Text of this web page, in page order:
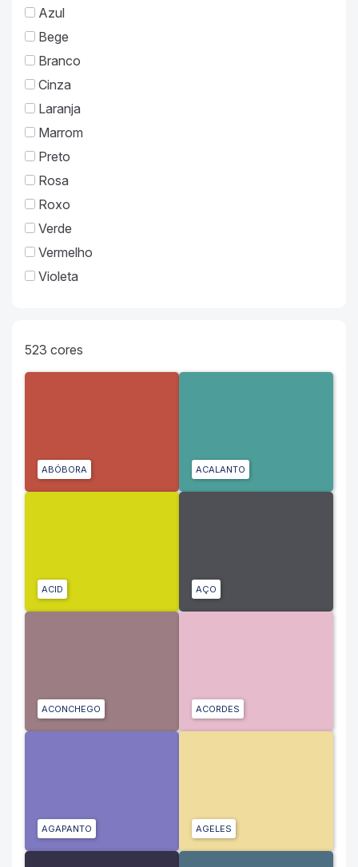
Azul
Bege
Branco
Cinza
Laranja
Marrom
Preto
Rosa
Roxo
Verde
Vermelho
Violeta
523 cores
ABÓBORA ACALANTO
ACID AÇO
ACONCHEGO ACORDES
AGAPANTO AGELES